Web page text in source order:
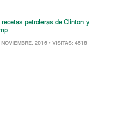
recetas petroleras de Clinton y
NOVIEMBRE, 2016 • VISITAS: 4518